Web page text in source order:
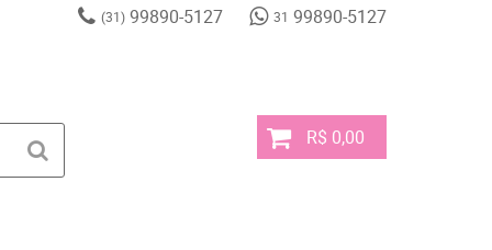
(31)99890-5127 31 99890-5127
R$ 0,00